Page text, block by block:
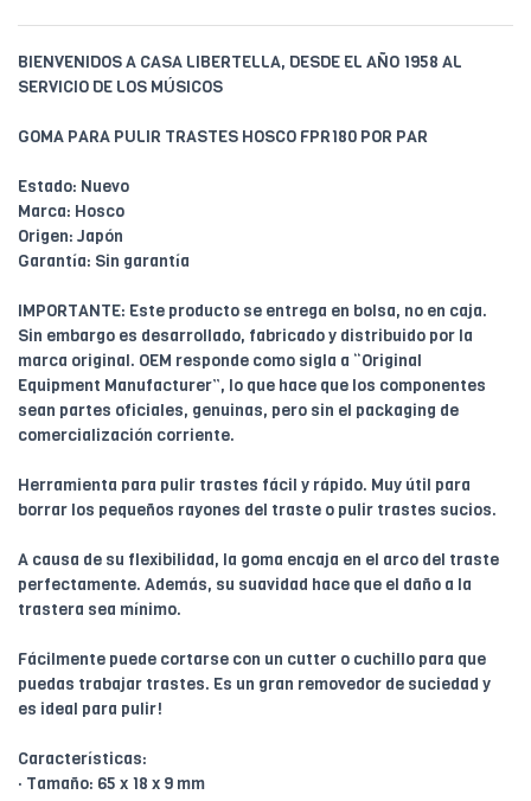
BIENVENIDOS A CASA LIBERTELLA, DESDE EL AÑO 1958 AL
SERVICIO DE LOS MÚSICOS
GOMA PARA PULIR TRASTES HOSCO FPR180 POR PAR
Estado: Nuevo
Marca: Hosco
Origen: Japón
Garantía: Sin garantía
IMPORTANTE: Este producto se entrega en bolsa, no en caja.
Sin embargo es desarrollado, fabricado y distribuido por la
marca original. OEM responde como sigla a “Original
Equipment Manufacturer”, lo que hace que los componentes
sean partes oficiales, genuinas, pero sin el packaging de
comercialización corriente.
Herramienta para pulir trastes fácil y rápido. Muy útil para
borrar los pequeños rayones del traste o pulir trastes sucios.
A causa de su flexibilidad, la goma encaja en el arco del traste
perfectamente. Además, su suavidad hace que el daño a la
trastera sea mínimo.
Fácilmente puede cortarse con un cutter o cuchillo para que
puedas trabajar trastes. Es un gran removedor de suciedad y
es ideal para pulir!
Características:
· Tamaño: 65 x 18 x 9 mm